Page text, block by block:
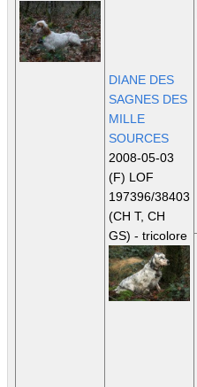
DIANE DES
SAGNES DES
MILLE
SOURCES
2008-05-03
(F) LOF
197396/38403
(CH T, CH
GS) - tricolore